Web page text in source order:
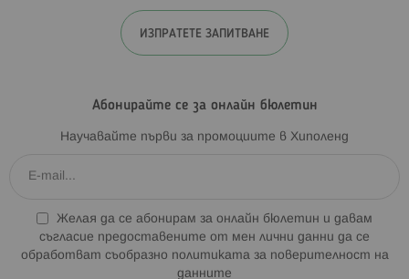
ИЗПРАТЕТЕ ЗАПИТВАНЕ
Абонирайте се за онлайн бюлетин
Научавайте първи за промоциите в Хиполенд
Желая да се абонирам за онлайн бюлетин и давам
съгласие предоставените от мен лични данни да се
обработват съобразно политиката за поверителност на
данните